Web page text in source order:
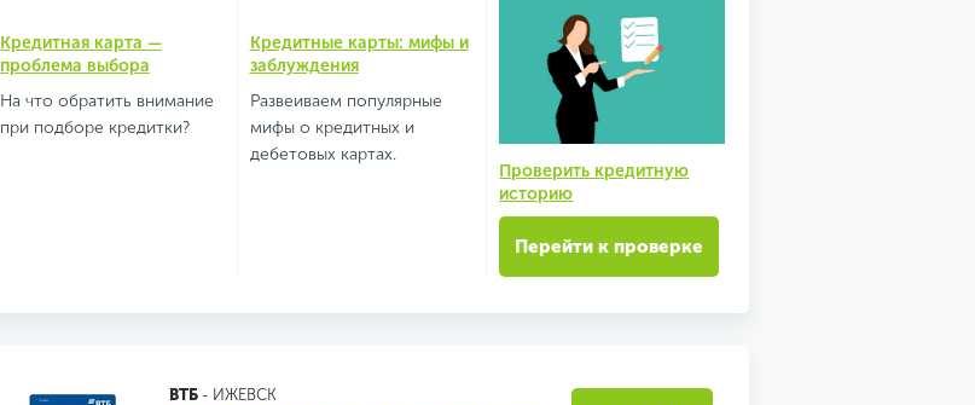
Кредитная карта —
проблема выбора
На что обратить внимание
при подборе кредитки?
Кредитные карты: мифы и
заблуждения
Развеиваем популярные
мифы о кредитных и
дебетовых картах.
Проверить кредитную
историю
Перейти к проверке
ВТБ- ИЖЕВСК